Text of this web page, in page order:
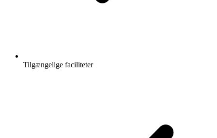
Tilgængelige faciliteter